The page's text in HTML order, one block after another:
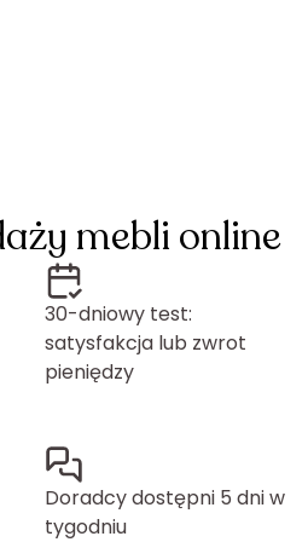
mebli online
30-dniowy test:
satysfakcja lub zwrot
pieniędzy
Doradcy dostępni 5 dni w
tygodniu